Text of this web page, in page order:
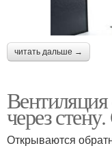
читать дальше →
через
Открываются